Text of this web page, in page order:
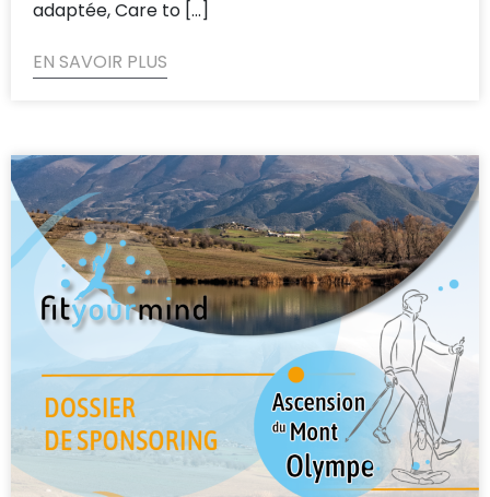
adaptée, Care to [...]
EN SAVOIR PLUS